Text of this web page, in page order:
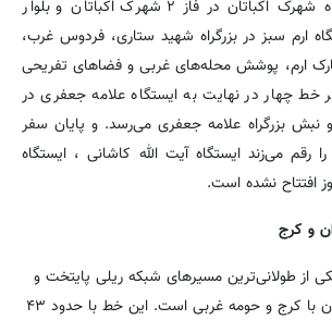
ادامه مسیر به ایستگاه شهرک اکباتان در فاز ۲ شهرک اکباتان و بلوار
ارم سبز در بزرگراه شهید ستاری، فردوس غرب،
ارم، پوشش محله‌های غربی و فضاهای تفریحی
خط چهار در نهایت به ایستگاه علامه جعفری در
و نبش بزرگراه علامه جعفری می‌رسد. و پایان سفر
را رقم می‌زند ایستگاه آیت الله کاشانی ، ایستگاه
افتتاح نشده است.
و کرج
از طولانی‌ترین مسیرهای شبکه ریلی پایتخت و
مسیر اصلی ارتباط تهران با کرج و حومه غربی است. این خط با حدود ۴۳